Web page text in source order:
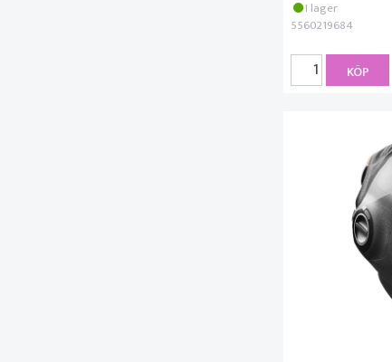
I lager
5560219684
KÖP